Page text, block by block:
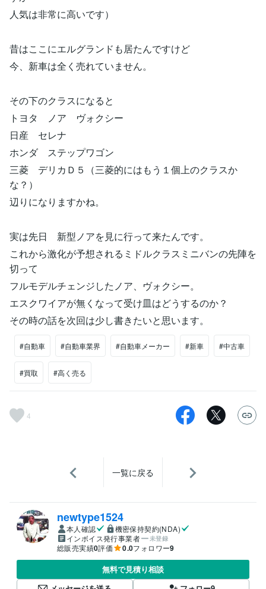
人気は非常に高いです）
昔はここにエルグランドも居たんですけど
今、新車は全く売れていません。
その下のクラスになると
トヨタ ノア ヴォクシー
日産 セレナ
ホンダ ステップワゴン
三菱 デリカＤ５（三菱的にはもう１個上のクラスか
な？）
辺りになりますかね。
実は先日 新型ノアを見に行って来たんです。
これから激化が予想されるミドルクラスミニバンの先陣を
切って
フルモデルチェンジしたノア、ヴォクシー。
エスクワイアが無くなって受け皿はどうするのか？
その時の話を次回は少し書きたいと思います。
#自動車 #自動車業界 #自動車メーカー #新車 #中古車
#買取 #高く売る
4
一覧に戻る
newtype1524
本人確認
機密保持契約(NDA)
インボイス発行事業者
未登録
総販売実績0評価 0.0フォロワー9
無料で見積り相談